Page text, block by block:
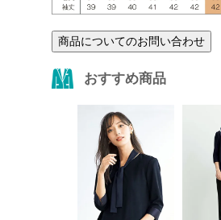
商品についてのお問い合わせ
おすすめ商品